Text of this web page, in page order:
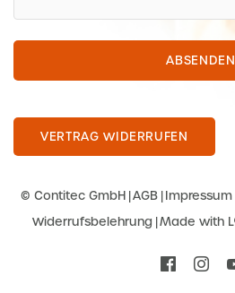
ABSENDEN
VERTRAG WIDERRUFEN
© Contitec GmbH AGB Impressum
Widerrufsbelehrung Made with L